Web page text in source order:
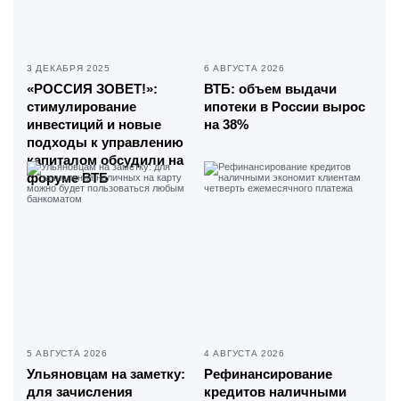
3 ДЕКАБРЯ 2025
«РОССИЯ ЗОВЕТ!»:
стимулирование
инвестиций и новые
подходы к управлению
капиталом обсудили на
форуме ВТБ
6 АВГУСТА 2026
ВТБ: объем выдачи
ипотеки в России вырос
на 38%
5 АВГУСТА 2026
Ульяновцам на заметку:
для зачисления
4 АВГУСТА 2026
Рефинансирование
кредитов наличными